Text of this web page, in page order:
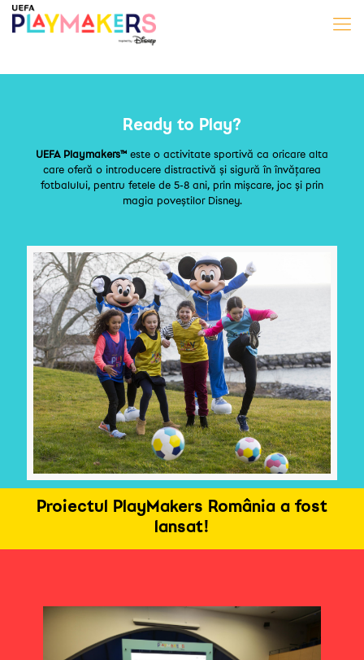
Ready to Play?
UEFA Playmakers™ este o activitate sportivă ca oricare alta
care oferă o introducere distractivă și sigură în învățarea
fotbalului, pentru fetele de 5-8 ani, prin mișcare, joc și prin
magia poveștilor Disney.
Proiectul PlayMakers România a fost
lansat!